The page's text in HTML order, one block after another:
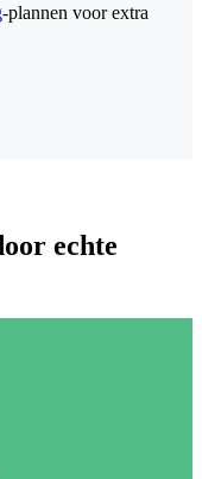
-plannen voor extra
echte